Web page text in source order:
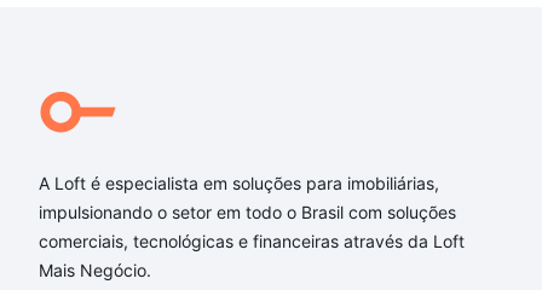
A Loft é especialista em soluções para imobiliárias,
impulsionando o setor em todo o Brasil com soluções
comerciais, tecnológicas e financeiras através da Loft
Mais Negócio.